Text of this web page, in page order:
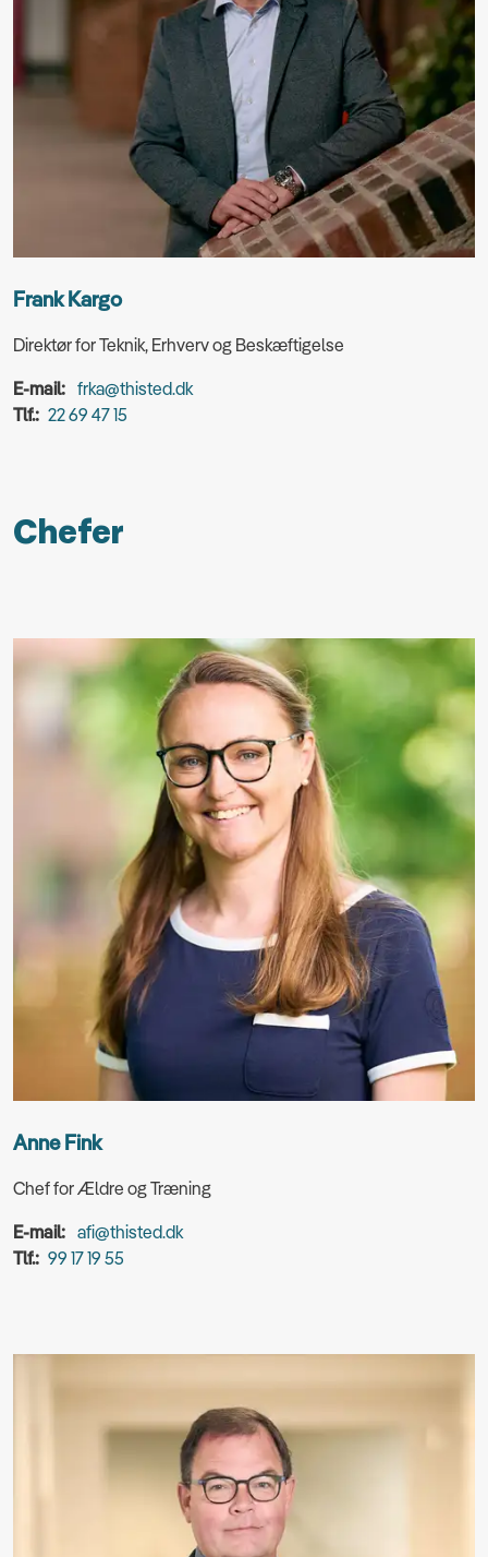
Frank Kargo
Direktør for Teknik, Erhverv og Beskæftigelse
E-mail: frka@thisted.dk
Tlf.: 22 69 47 15
Chefer
Anne Fink
Chef for Ældre og Træning
E-mail: afi@thisted.dk
Tlf.: 99 17 19 55